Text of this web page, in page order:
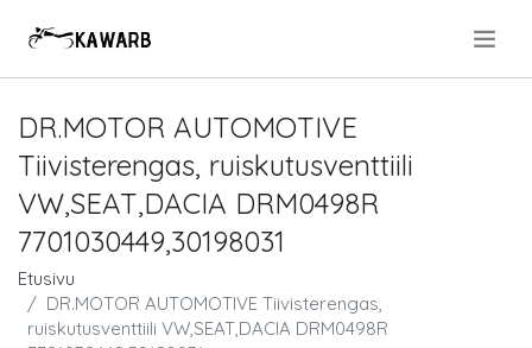
DR.MOTOR AUTOMOTIVE
Tiivisterengas, ruiskutusventtiili
VW,SEAT,DACIA DRM0498R
7701030449,30198031
Etusivu
DR.MOTOR AUTOMOTIVE Tiivisterengas,
ruiskutusventtiili VW,SEAT,DACIA DRM0498R